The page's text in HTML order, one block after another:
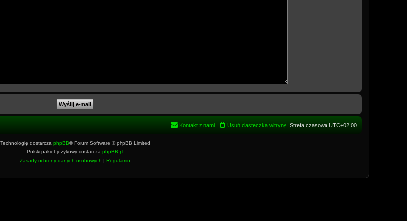
Strefa czasowa UTC+02:00
Usuń ciasteczka witryny
Kontakt z nami
Technologię dostarcza phpBB® Forum Software © phpBB Limited
Polski pakiet językowy dostarcza phpBB.pl
Zasady ochrony danych osobowych | Regulamin